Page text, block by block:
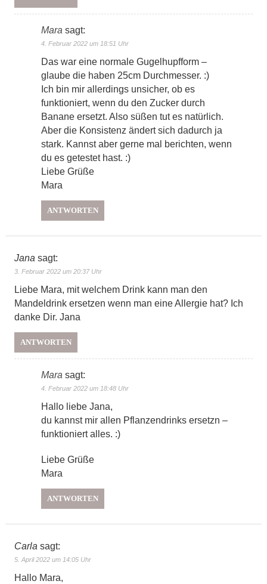
Mara sagt:
4. Februar 2022 um 18:51 Uhr
Das war eine normale Gugelhupfform –
glaube die haben 25cm Durchmesser. :)
Ich bin mir allerdings unsicher, ob es
funktioniert, wenn du den Zucker durch
Banane ersetzt. Also süßen tut es natürlich.
Aber die Konsistenz ändert sich dadurch ja
stark. Kannst aber gerne mal berichten, wenn
du es getestet hast. :)
Liebe Grüße
Mara
ANTWORTEN
Jana sagt:
3. Februar 2022 um 20:37 Uhr
Liebe Mara, mit welchem Drink kann man den
Mandeldrink ersetzen wenn man eine Allergie hat? Ich
danke Dir. Jana
ANTWORTEN
Mara sagt:
4. Februar 2022 um 18:48 Uhr
Hallo liebe Jana,
du kannst mir allen Pflanzendrinks ersetzn –
funktioniert alles. :)
Liebe Grüße
Mara
ANTWORTEN
Carla sagt:
5. April 2022 um 14:05 Uhr
Hallo Mara,